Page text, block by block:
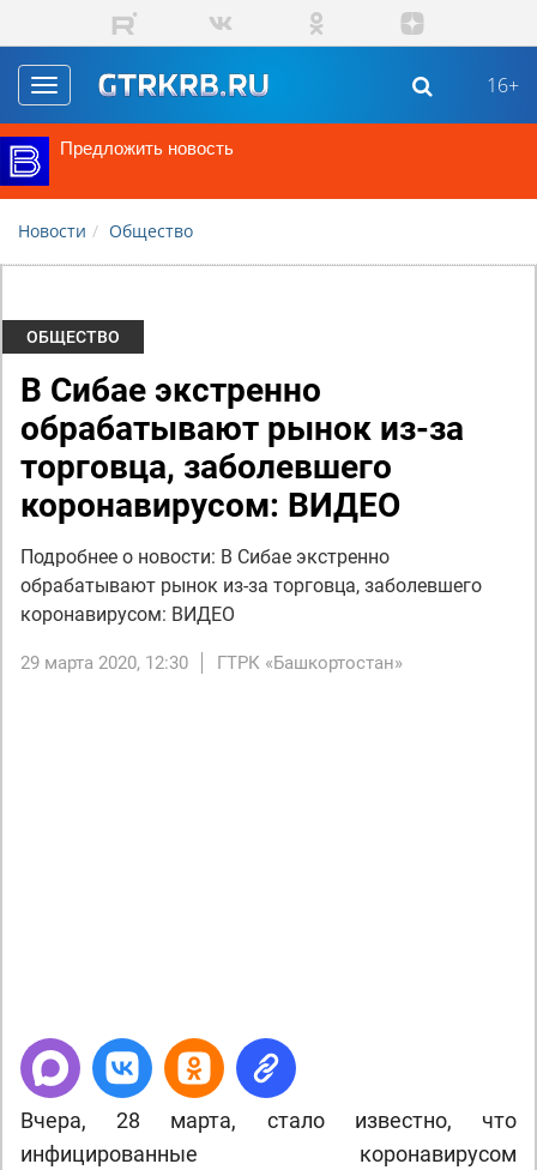
Перейти к основному содержанию
Toggle
navigation
16+
Предложить новость
Новости Общество
ОБЩЕСТВО
В Сибае экстренно
обрабатывают рынок из-за
торговца, заболевшего
коронавирусом: ВИДЕО
Подробнее о новости: В Сибае экстренно
обрабатывают рынок из-за торговца, заболевшего
коронавирусом: ВИДЕО
29 марта 2020, 12:30 ГТРК «Башкортостан»
Вчера, 28 марта, стало известно, что
инфицированные коронавирусом